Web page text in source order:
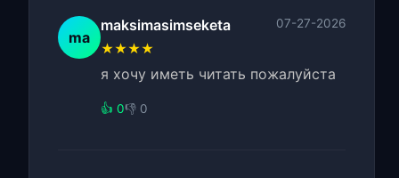
ma
maksimasimseketa 07-27-2026
★★★★
я хочу иметь читать пожалуйста
👍 0👎 0